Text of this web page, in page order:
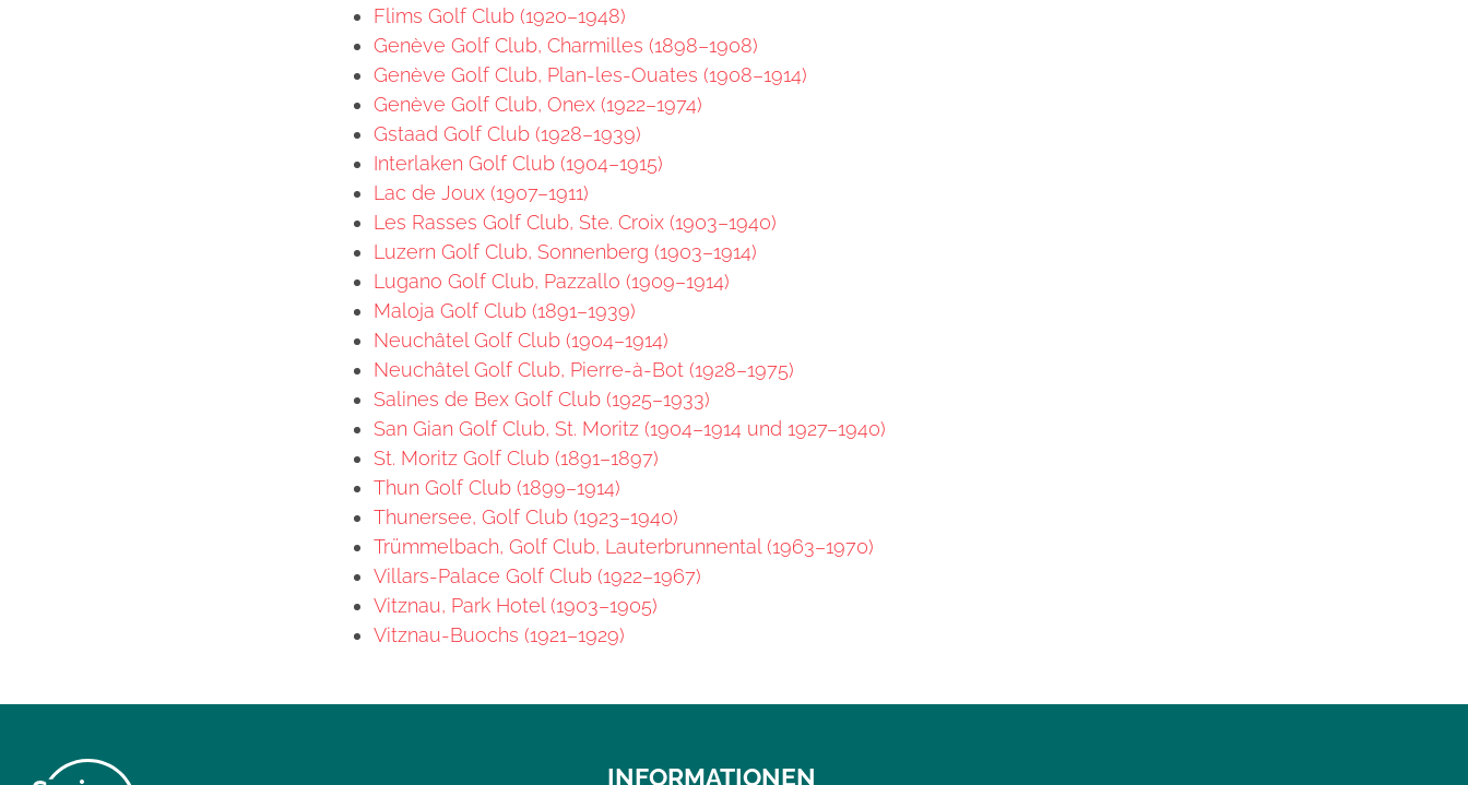
Flims Golf Club (1920–1948)
Genève Golf Club, Charmilles (1898–1908)
Genève Golf Club, Plan-les-Ouates (1908–1914)
Genève Golf Club, Onex (1922–1974)
Gstaad Golf Club (1928–1939)
Interlaken Golf Club (1904–1915)
Lac de Joux (1907–1911)
Les Rasses Golf Club, Ste. Croix (1903–1940)
Luzern Golf Club, Sonnenberg (1903–1914)
Lugano Golf Club, Pazzallo (1909–1914)
Maloja Golf Club (1891–1939)
Neuchâtel Golf Club (1904–1914)
Neuchâtel Golf Club, Pierre-à-Bot (1928–1975)
Salines de Bex Golf Club (1925–1933)
San Gian Golf Club, St. Moritz (1904–1914 und 1927–1940)
St. Moritz Golf Club (1891–1897)
Thun Golf Club (1899–1914)
Thunersee, Golf Club (1923–1940)
Trümmelbach, Golf Club, Lauterbrunnental (1963–1970)
Villars-Palace Golf Club (1922–1967)
Vitznau, Park Hotel (1903–1905)
Vitznau-Buochs (1921–1929)
INFORMATIONEN